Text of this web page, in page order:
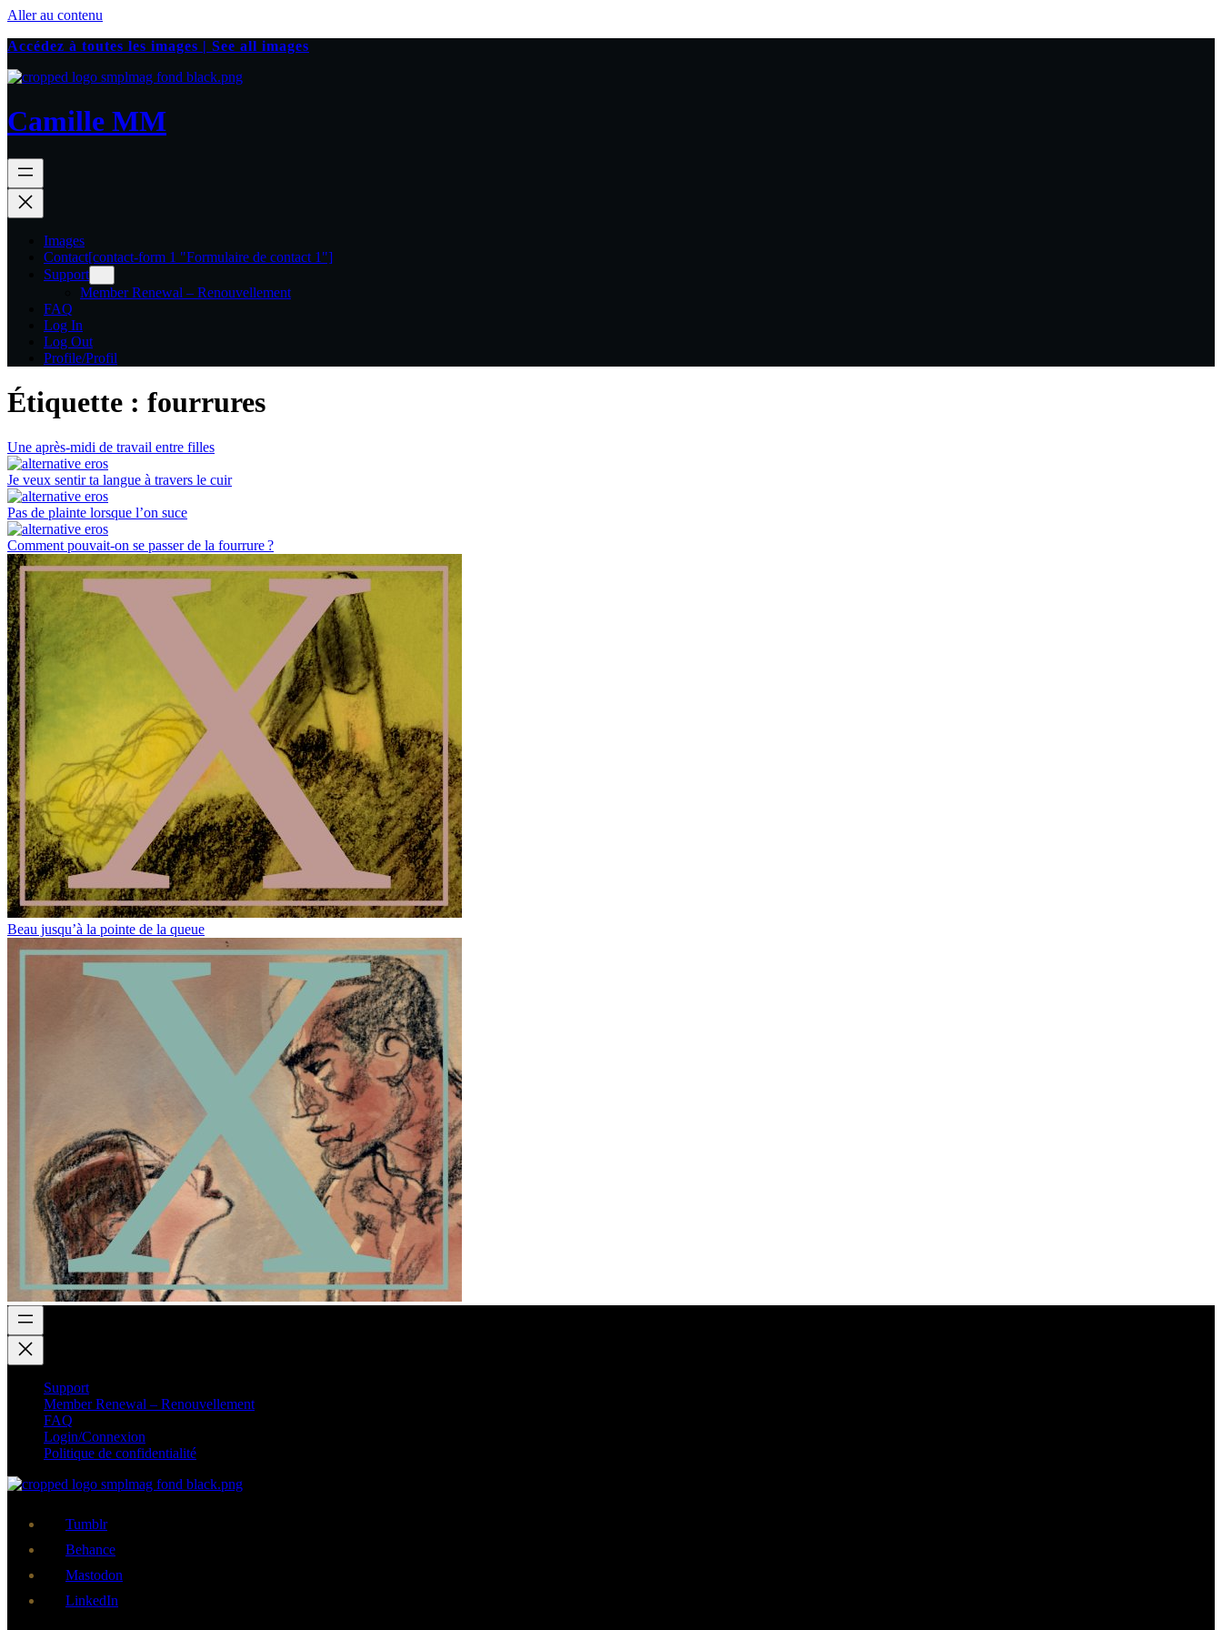
Aller au contenu
Accédez à toutes les images | See all images
Camille MM
Images
Contact[contact-form 1 "Formulaire de contact 1"]
Support
Member Renewal – Renouvellement
FAQ
Log In
Log Out
Profile/Profil
Étiquette : fourrures
Une après-midi de travail entre filles
Je veux sentir ta langue à travers le cuir
Pas de plainte lorsque l’on suce
Comment pouvait-on se passer de la fourrure ?
Beau jusqu’à la pointe de la queue
Support
Member Renewal – Renouvellement
FAQ
Login/Connexion
Politique de confidentialité
Tumblr
Behance
Mastodon
LinkedIn